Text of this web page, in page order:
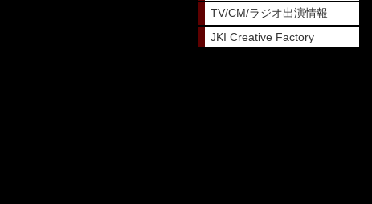
TV/CM/ラジオ出演情報
JKI Creative Factory